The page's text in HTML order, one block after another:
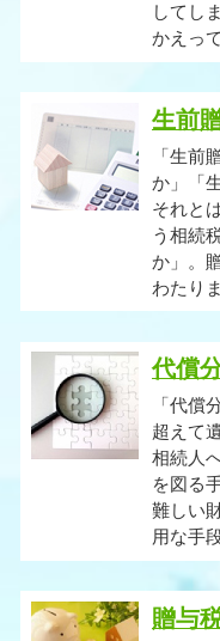
してし
かえっ
生前
「生前
か」「
それと
う相続
か」。
わたり
代償
「代償
超えて
相続人
を図る
難しい
用な手
贈与